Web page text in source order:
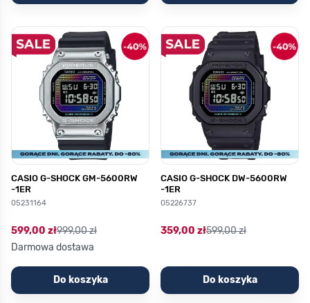
CASIO G-SHOCK GM-5600RW
-1ER
05231164
599,00 zł999,00 zł
Darmowa dostawa
Do koszyka
CASIO G-SHOCK DW-5600RW
-1ER
05226737
359,00 zł599,00 zł
Do koszyka